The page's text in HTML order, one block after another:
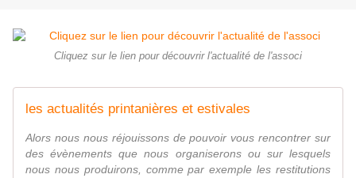
Cliquez sur le lien pour découvrir l'actualité de l'associ
les actualités printanières et estivales
Alors nous nous réjouissons de pouvoir vous rencontrer sur
des évènements que nous organiserons ou sur lesquels
nous nous produirons, comme par exemple les restitutions